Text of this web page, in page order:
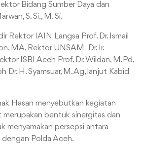
Bidang Sumber Daya dan
S. Si., M. Si.
Rektor IAIN Langsa Prof. Dr. Ismail
MA, Rektor UNSAM Dr. Ir.
ISBI Aceh Prof. Dr. Wildan, M.Pd,
Dr. H. Syamsuar, M. Ag, lanjut Kabid
Hasan menyebutkan kegiatan
merupakan bentuk sinergitas dan
menyamakan persepsi antara
Polda Aceh.